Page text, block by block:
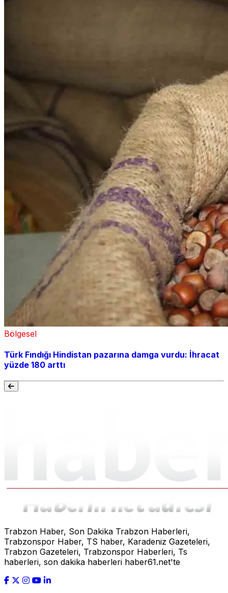
Bölgesel
Türk Fındığı Hindistan pazarına damga vurdu: İhracat
yüzde 180 arttı
Trabzon Haber, Son Dakika Trabzon Haberleri,
Trabzonspor Haber, TS haber, Karadeniz Gazeteleri,
Trabzon Gazeteleri, Trabzonspor Haberleri, Ts
haberleri, son dakika haberleri haber61.net'te